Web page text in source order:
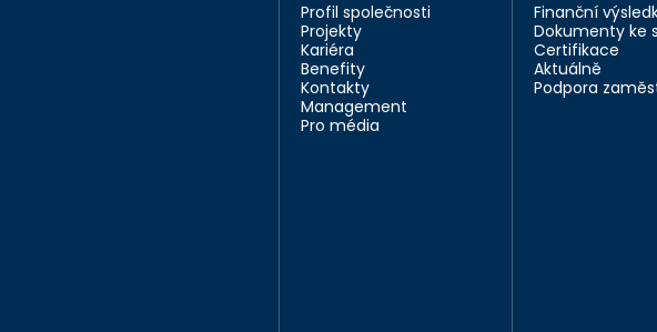
Profil společnosti
Projekty
Kariéra
Benefity
Kontakty
Management
Pro média
Finanční
Dokumenty ke
Certifikace
Aktuálně
Podpora